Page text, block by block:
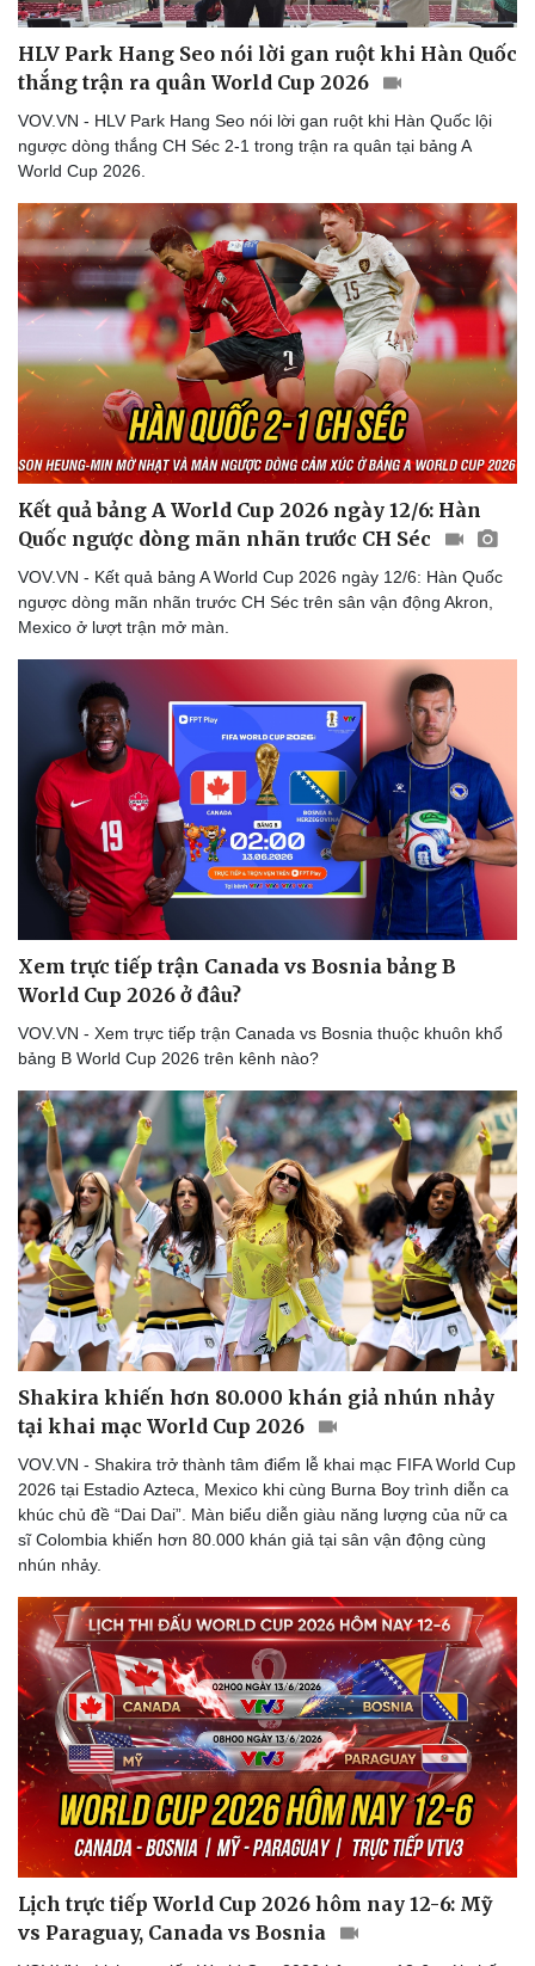
Thể thao
Bóng đá
Lịch thi đấu bóng đá
Thế giới thể thao
eSports
Hậu trường
Ô tô - Xe máy
Ô tô
Xe máy
Tư vấn
Doanh nghiệp
Doanh nghiệp 24h
Doanh nhân
Vì cộng đồng
Tin Công nghệ
Trải nghiệm
Chuyển đổi số
HLV Park Hang Seo nói lời gan ruột khi Hàn Quốc
thắng trận ra quân World Cup 2026
VOV.VN - HLV Park Hang Seo nói lời gan ruột khi Hàn Quốc lội
ngược dòng thắng CH Séc 2-1 trong trận ra quân tại bảng A
World Cup 2026.
Kết quả bảng A World Cup 2026 ngày 12/6: Hàn
Quốc ngược dòng mãn nhãn trước CH Séc
VOV.VN - Kết quả bảng A World Cup 2026 ngày 12/6: Hàn Quốc
ngược dòng mãn nhãn trước CH Séc trên sân vận động Akron,
Mexico ở lượt trận mở màn.
Xem trực tiếp trận Canada vs Bosnia bảng B
World Cup 2026 ở đâu?
VOV.VN - Xem trực tiếp trận Canada vs Bosnia thuộc khuôn khổ
bảng B World Cup 2026 trên kênh nào?
Shakira khiến hơn 80.000 khán giả nhún nhảy
tại khai mạc World Cup 2026
VOV.VN - Shakira trở thành tâm điểm lễ khai mạc FIFA World Cup
2026 tại Estadio Azteca, Mexico khi cùng Burna Boy trình diễn ca
khúc chủ đề “Dai Dai”. Màn biểu diễn giàu năng lượng của nữ ca
sĩ Colombia khiến hơn 80.000 khán giả tại sân vận động cùng
nhún nhảy.
Lịch trực tiếp World Cup 2026 hôm nay 12-6: Mỹ
vs Paraguay, Canada vs Bosnia